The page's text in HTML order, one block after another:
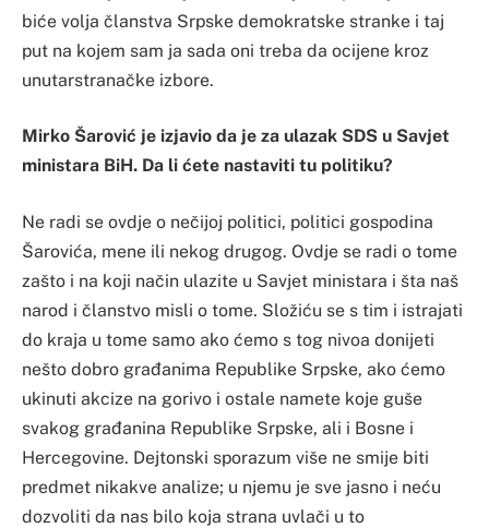
biće volja članstva Srpske demokratske stranke i taj
put na kojem sam ja sada oni treba da ocijene kroz
unutarstranačke izbore.
Mirko Šarović je izjavio da je za ulazak SDS u Savjet
ministara BiH. Da li ćete nastaviti tu politiku?
Ne radi se ovdje o nečijoj politici, politici gospodina
Šarovića, mene ili nekog drugog. Ovdje se radi o tome
zašto i na koji način ulazite u Savjet ministara i šta naš
narod i članstvo misli o tome. Složiću se s tim i istrajati
do kraja u tome samo ako ćemo s tog nivoa donijeti
nešto dobro građanima Republike Srpske, ako ćemo
ukinuti akcize na gorivo i ostale namete koje guše
svakog građanina Republike Srpske, ali i Bosne i
Hercegovine. Dejtonski sporazum više ne smije biti
predmet nikakve analize; u njemu je sve jasno i neću
dozvoliti da nas bilo koja strana uvlači u to